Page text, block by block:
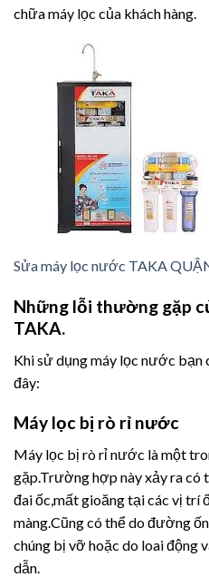
chữa máy lọc của khách hàng.
Sửa máy lọc nước TAKA
Những lỗi thường gặp
TAKA.
Khi sử dụng máy lọc nước bạn
đây:
Máy lọc bị rò rỉ nước
Máy lọc bị rò rỉ nước là một
gặp.Trường hợp này xảy ra có
đai ốc,mất gioăng tại các vị trí
màng.Cũng có thể do đường
chúng bị vỡ hoặc do loai động
dẫn.